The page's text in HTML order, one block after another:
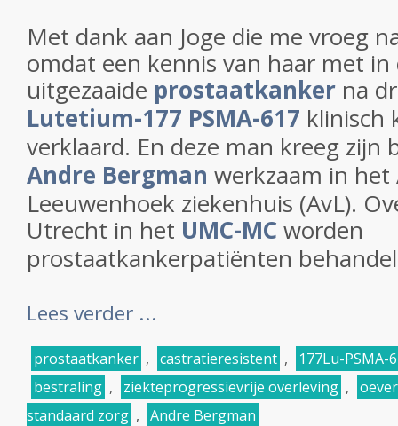
Met dank aan Joge die me vroeg
omdat een kennis van haar met
uitgezaaide prostaatkanker na
Lutetium-177 PSMA-617 klinisch
verklaard. En deze man kreeg
Andre Bergman werkzaam in
Leeuwenhoek ziekenhuis (AvL).
Utrecht in het UMC-MC worden
prostaatkankerpatiënten
Lees verder ...
prostaatkanker , castratieresistent ,
177Lu-PSMA-
bestraling , ziekteprogressievrije overleving ,
standaard zorg , Andre Bergman